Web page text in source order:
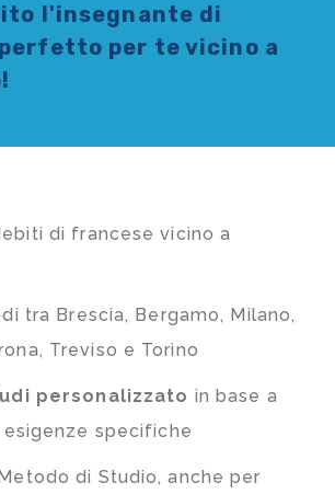
l'insegnante di
perfetto per te vicino a
di francese vicino a
tra Brescia, Bergamo, Milano,
Treviso e Torino
personalizzato in base a
specifiche
di Studio, anche per